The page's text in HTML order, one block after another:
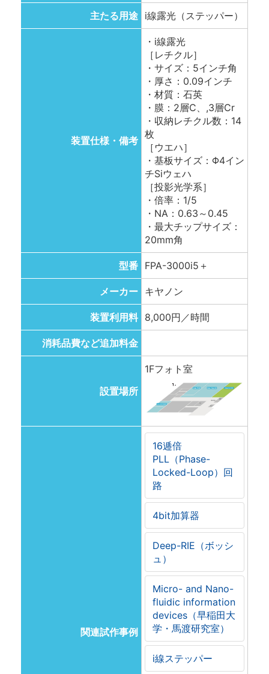
主たる用途 i線露光（ステッパー）
装置仕様・備考
・i線露光
［レチクル］
・サイズ：5インチ角
・厚さ：0.09インチ
・材質：石英
・膜：2層C、,3層Cr
・収納レチクル数：14
枚
［ウエハ］
・基板サイズ：Φ4イン
チSiウェハ
［投影光学系］
・倍率：1/5
・NA：0.63～0.45
・最大チップサイズ：
20mm角
型番 FPA-3000i5＋
メーカー キヤノン
装置利用料 8,000円／時間
消耗品費など追加料金
設置場所
1Fフォト室
関連試作事例
16逓倍
PLL（Phase-
Locked-Loop）回
路
4bit加算器
Deep-RIE（ボッシ
ュ）
Micro- and Nano-
fluidic information
devices（早稲田大
学・馬渡研究室）
i線ステッパー